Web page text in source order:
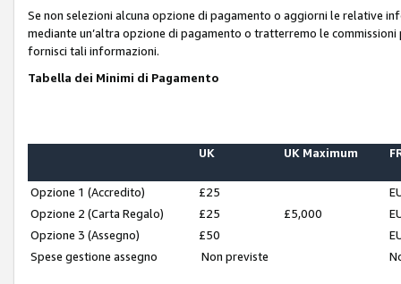
Se non selezioni alcuna opzione di pagamento o aggiorni le relative
mediante un’altra opzione di pagamento o tratterremo le
fornisci tali informazioni.
Tabella dei Minimi di Pagamento
UK UK Maximum
Opzione 1 (Accredito) £25
Opzione 2 (Carta Regalo)
£25 £5,000
Opzione 3 (Assegno)
£50
Spese gestione assegno
Non previste